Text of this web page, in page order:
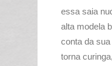
essa saia
alta modela
conta da
torna